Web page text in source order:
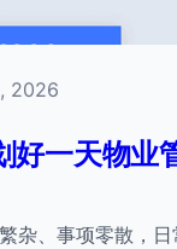
2026
好一天物业
杂、事项零散，日